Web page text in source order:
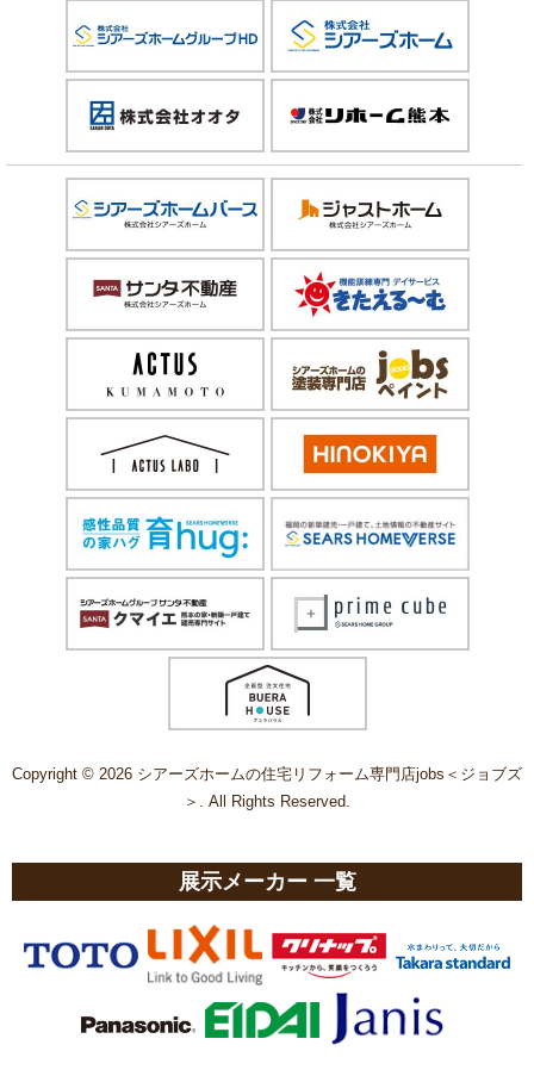
Copyright © 2026 シアーズホームの住宅リフォーム専門店jobs＜ジョブズ
＞. All Rights Reserved.
展示メーカー 一覧